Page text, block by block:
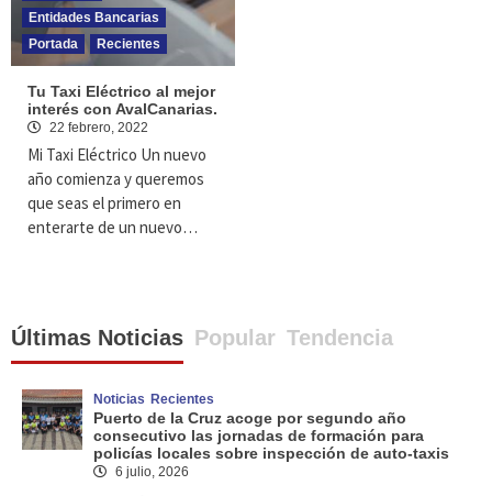
Entidades Bancarias
Portada
Recientes
Tu Taxi Eléctrico al mejor
interés con AvalCanarias.
22 febrero, 2022
Mi Taxi Eléctrico Un nuevo
año comienza y queremos
que seas el primero en
enterarte de un nuevo…
Últimas Noticias Popular Tendencia
Noticias Recientes
Puerto de la Cruz acoge por segundo año
consecutivo las jornadas de formación para
policías locales sobre inspección de auto-taxis
6 julio, 2026